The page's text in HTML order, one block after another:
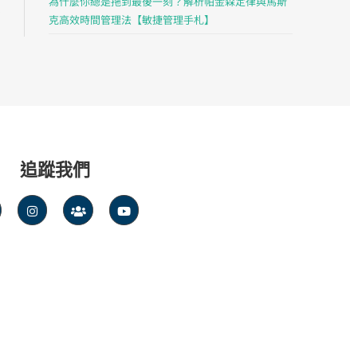
克高效時間管理法【敏捷管理手札】
追蹤我們